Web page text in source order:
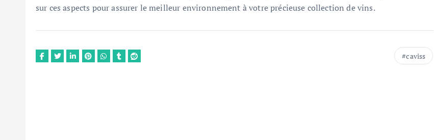
sur ces aspects pour assurer le meilleur environnement à votre précieuse collection de vins.
caviss